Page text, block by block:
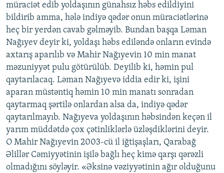
müraciət edib yoldaşının günahsız həbs edildiyini
bildirib amma, hələ indiyə qədər onun müraciətlərinə
heç bir yerdən cavab gəlməyib. Bundan başqa Ləman
Nağıyev deyir ki, yoldaşı həbs ediləndə onların evində
axtarış aparılıb və Mahir Nağıyevin 10 min manat
məzuniyyət pulu götürülüb. Deyilib ki, həmin pul
qaytarılacaq. Ləman Nağıyevə iddia edir ki, işini
aparan müstəntiq həmin 10 min manatı sonradan
qaytarmaq şərtilə onlardan alsa da, indiyə qədər
qaytarılmayıb. Nağıyeva yoldaşının həbsindən keçən il
yarım müddətdə çox çətinliklərlə üzləşdiklərini deyir.
O Mahir Nağıyevin 2003-cü il iğtişaşları, Qarabağ
Əlillər Cəmiyyətinin işilə bağlı heç kimə qarşı qərəzli
olmadığını söyləyir. «Əksinə vəziyyətinin ağır olduğunu